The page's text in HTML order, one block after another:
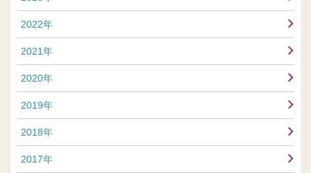
2022年
2021年
2020年
2019年
2018年
2017年